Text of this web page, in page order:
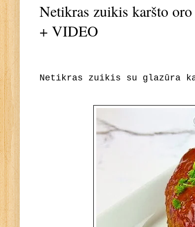
Netikras zuikis karšto
+ VIDEO
Netikras zuikis su glazūra